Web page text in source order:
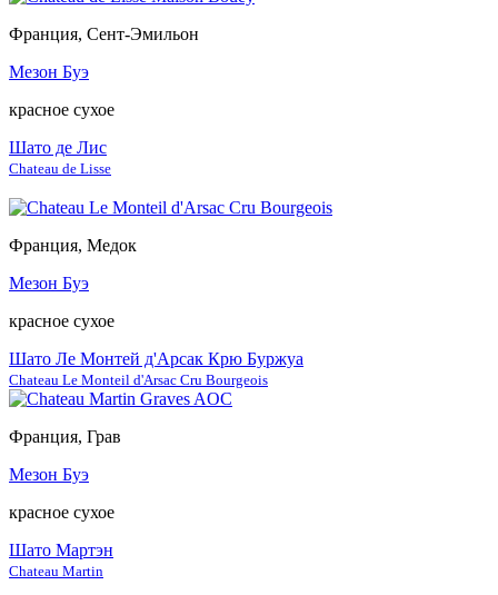
Франция, Сент-Эмильон
Мезон Буэ
красное сухое
Шато де Лис
Chateau de Lisse
Франция, Медок
Мезон Буэ
красное сухое
Шато Ле Монтей д'Арсак Крю Буржуа
Chateau Le Monteil d'Arsac Cru Bourgeois
Франция, Грав
Мезон Буэ
красное сухое
Шато Мартэн
Chateau Martin